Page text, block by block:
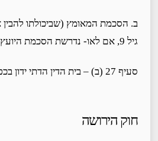
ב. הסכמת המאומץ (שביכולתו להבין
גיל 9, אם לאו- נדרשת הסכמת היועץ המשפטי לממשלה).
סעיף 27 (ב) – בית הדין הדתי ידון בכפוף להוראות החוק.
חוק הירושה